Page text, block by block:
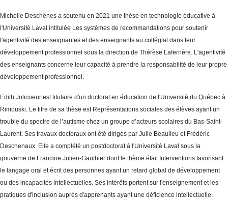
Michelle Deschênes a soutenu en 2021 une thèse en technologie éducative à
l'Université Laval intitulée Les systèmes de recommandations pour soutenir
l'agentivité des enseignantes et des enseignants au collégial dans leur
développement professionnel sous la direction de Thérèse Laferrière. L'agentivité
des enseignants concerne leur capacité à prendre la responsabilité de leur propre
développement professionnel.
Edith Jolicoeur est titulaire d'un doctorat en éducation de l'Université du Québec à
Rimouski. Le titre de sa thèse est Représentations sociales des élèves ayant un
trouble du spectre de l’autisme chez un groupe d’acteurs scolaires du Bas-Saint-
Laurent. Ses travaux doctoraux ont été dirigés par Julie Beaulieu et Frédéric
Deschenaux. Elle a complété un postdoctorat à l'Université Laval sous la
gouverne de Francine Julien-Gauthier dont le thème était Interventions favorisant
le langage oral et écrit des personnes ayant un retard global de développement
ou des incapacités intellectuelles. Ses intérêts portent sur l'enseignement et les
pratiques d'inclusion auprès d'apprenants ayant une déficience intellectuelle.